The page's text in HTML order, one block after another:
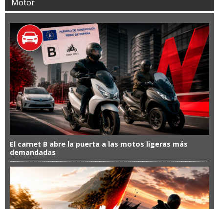
Motor
El carnet B abre la puerta a las motos ligeras más
demandadas